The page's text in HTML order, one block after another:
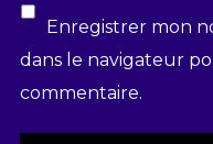
Enregistrer mon
dans le navigateur
commentaire.